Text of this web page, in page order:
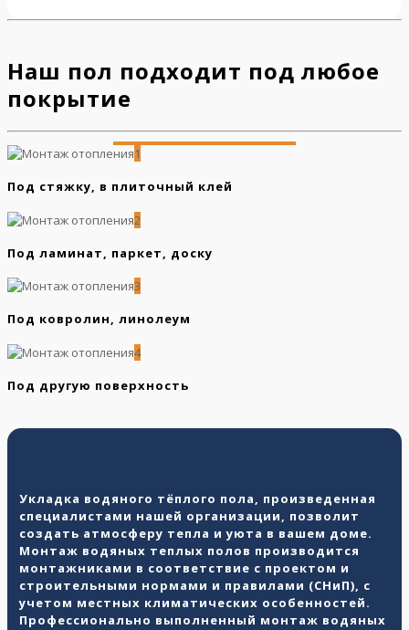
Наш пол подходит под любое
покрытие
1
Под стяжку, в плиточный клей
2
Под ламинат, паркет, доску
3
Под ковролин, линолеум
4
Под другую поверхность
Укладка водяного тёплого пола, произведенная
специалистами нашей организации, позволит
создать атмосферу тепла и уюта в вашем доме.
Монтаж водяных теплых полов производится
монтажниками в соответствие с проектом и
строительными нормами и правилами (СНиП), с
учетом местных климатических особенностей.
Профессионально выполненный монтаж водяных